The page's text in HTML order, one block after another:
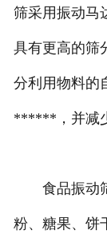
筛采用振动马
具有更高的筛
分利用物料的
******，并减
食品振动筛
粉、糖果、饼